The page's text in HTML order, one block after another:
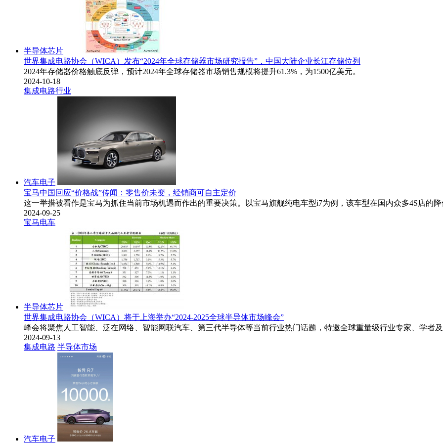
半导体芯片
世界集成电路协会（WICA）发布“2024年全球存储器市场研究报告”，中国大陆企业长江存储位列
2024年存储器价格触底反弹，预计2024年全球存储器市场销售规模将提升61.3%，为1500亿美元。
2024-10-18
集成电路行业
汽车电子
宝马中国回应“价格战”传闻：零售价未变，经销商可自主定价
这一举措被看作是宝马为抓住当前市场机遇而作出的重要决策。以宝马旗舰纯电车型i7为例，该车型在国内众多4S店的
2024-09-25
宝马电车
半导体芯片
世界集成电路协会（WICA）将于上海举办“2024-2025全球半导体市场峰会”
峰会将聚焦人工智能、泛在网络、智能网联汽车、第三代半导体等当前行业热门话题，特邀全球重量级行业专家、学者
2024-09-13
集成电路 半导体市场
汽车电子